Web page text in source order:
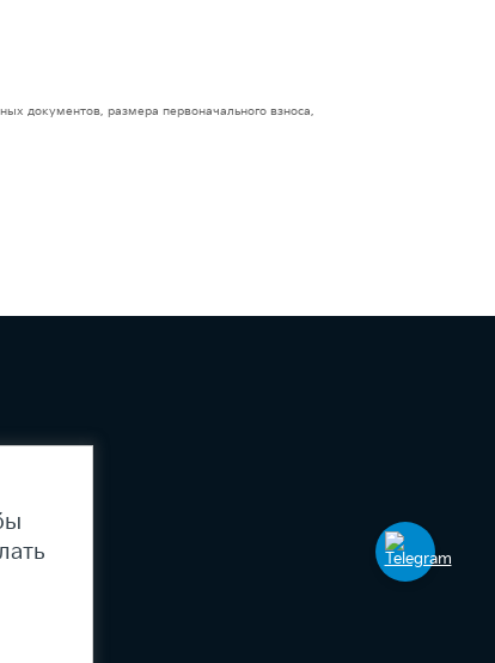
документов, размера первоначального взноса,